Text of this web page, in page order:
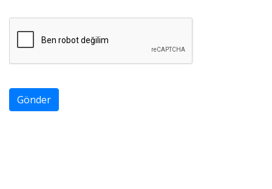
Gönder